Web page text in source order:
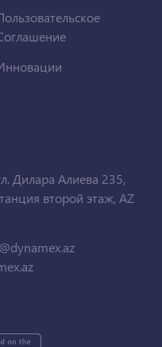
Дилара Алиева 235,
второй этаж, AZ